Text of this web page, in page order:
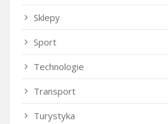
Sklepy
Sport
Technologie
Transport
Turystyka